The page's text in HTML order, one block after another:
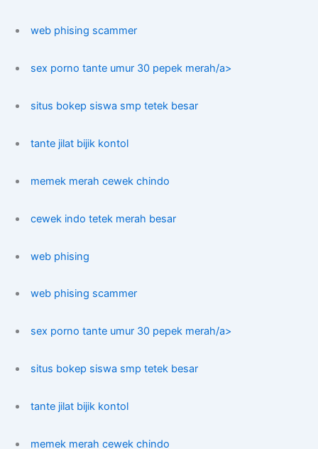
web phising scammer
sex porno tante umur 30 pepek merah/a>
situs bokep siswa smp tetek besar
tante jilat bijik kontol
memek merah cewek chindo
cewek indo tetek merah besar
web phising
web phising scammer
sex porno tante umur 30 pepek merah/a>
situs bokep siswa smp tetek besar
tante jilat bijik kontol
memek merah cewek chindo